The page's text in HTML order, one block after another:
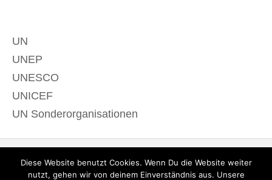
UN
UNEP
UNESCO
UNICEF
UN Sonderorganisationen
Diese Website benutzt Cookies. Wenn Du die Website weiter
nutzt, gehen wir von deinem Einverständnis aus. Unsere